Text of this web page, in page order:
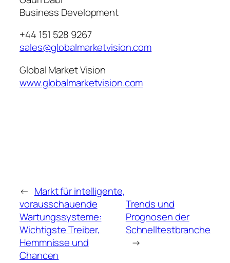
Business Development
+44 151 528 9267
sales@globalmarketvision.com
Global Market Vision
www.globalmarketvision.com
← Markt für intelligente,
vorausschauende
Wartungssysteme:
Wichtigste Treiber,
Hemmnisse und
Chancen
Trends und
Prognosen der
Schnelltestbranche
→